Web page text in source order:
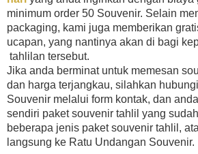
minimum order 50 Souvenir. Selain
packaging, kami juga memberikan
ucapan, yang nantinya akan di bagi
tahlilan tersebut.
Jika anda berminat untuk memesan
dan harga terjangkau, silahkan
Souvenir melalui form kontak, dan
sendiri paket souvenir tahlil yang
beberapa jenis paket souvenir tahlil,
langsung ke Ratu Undangan Souvenir.